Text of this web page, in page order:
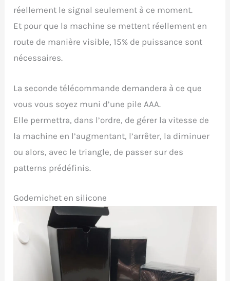
réellement le signal seulement à ce moment.
Et pour que la machine se mettent réellement en
route de manière visible, 15% de puissance sont
nécessaires.
La seconde télécommande demandera à ce que
vous vous soyez muni d’une pile AAA.
Elle permettra, dans l’ordre, de gérer la vitesse de
la machine en l’augmentant, l’arrêter, la diminuer
ou alors, avec le triangle, de passer sur des
patterns prédéfinis.
Godemichet en silicone